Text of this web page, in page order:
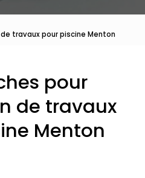
travaux pour piscine Menton
pour
de travaux
Menton